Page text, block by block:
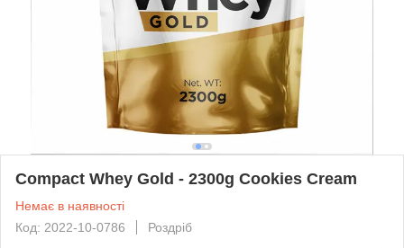
Compact Whey Gold - 2300g Cookies Cream
Немає в наявності
Код: 2022-10-0786
Роздріб